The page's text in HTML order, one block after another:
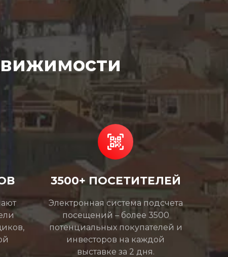
3500+ ПОСЕТИТЕЛЕЙ
Электронная система подсчета
посещений – более 3500
потенциальных покупателей и
инвесторов на каждой
выставке за 2 дня.